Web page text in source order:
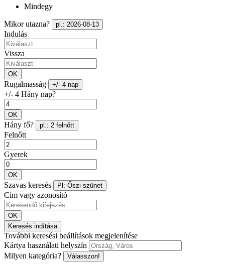
Mindegy
Mikor utazna? pl.: 2026-08-13
Indulás
Vissza
OK
Rugalmasság +/- 4 nap
+/- 4 Hány nap?
OK
Hány fő? pl.: 2 felnőtt
Felnőtt
Gyerek
OK
Szavas keresés Pl: Őszi szünet
Cím vagy azonosító
OK
Keresés indítása
További keresési beállítások megjelenítése
Kártya használati helyszín
Milyen kategória?
Válasszon!